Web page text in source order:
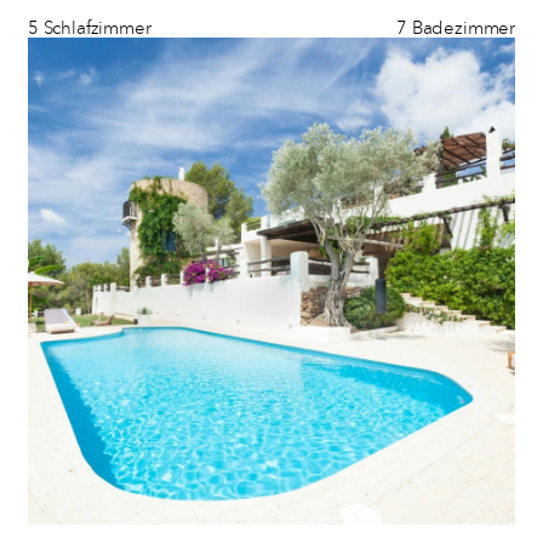
5 Schlafzimmer 7 Badezimmer